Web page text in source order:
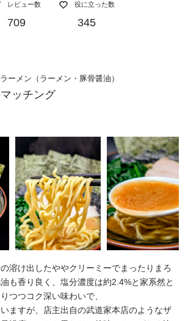
レビュー数
709
役に立った数
345
ーメン（ラーメン・豚骨醤油）
ッチング
溶け出したややクリーミーでまったりまろ
も香り良く、塩分濃度は約2.4%と家系然と
つつコク深い味わいで、
ますが、店主出自の武道家本店のようなザ